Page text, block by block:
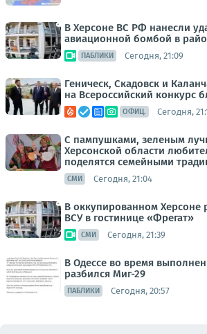
В Херсоне ВС РФ нанесли
авиационной бомбой в
ПАБЛИКИ Сегодня, 21:09
Геническ, Скадовск и
на Всероссийский конкурс
ОФИЦ. Сегодня,
С пампушками, зеленым
Херсонской области
поделятся семейными
СМИ Сегодня, 21:04
В оккупированном Херсоне
ВСУ в гостинице «Фрегат»
СМИ Сегодня, 21:39
В Одессе во время
разбился Миг-29
ПАБЛИКИ Сегодня, 20:57